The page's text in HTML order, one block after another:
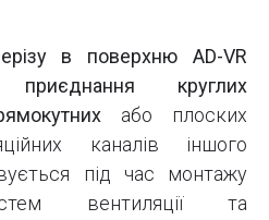
в поверхню AD-VR
приєднання круглих
або плоских
каналів іншого
під час монтажу
вентиляції та